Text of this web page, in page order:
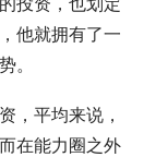
投资，也划定
他就拥有了一
。
，平均来说，
在能力圈之外